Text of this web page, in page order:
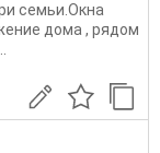
семьи.Oкнa
дома , рядом